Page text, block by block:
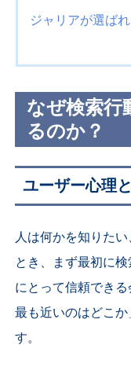
ジャリアが選ば
なぜ検索行
るのか？
ユーザー心理
人は何かを知りた
とき、まず最初に
にとって信頼でき
最も近いのはどこ
す。